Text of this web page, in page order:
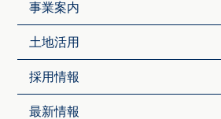
事業案内
土地活用
採用情報
最新情報